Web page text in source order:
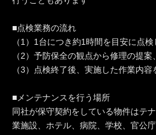
■点検業務の流れ
（1）1台につき約1時間を目安に点検
（2）予防保全の観点から修理の提
（3）点検終了後、実施した作業内
■メンテナンスを行う場所
同社が保守契約をしている物件はテ
業施設、ホテル、病院、学校、官公